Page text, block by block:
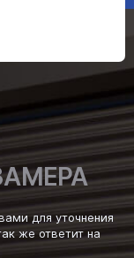
для уточнения
же ответит на